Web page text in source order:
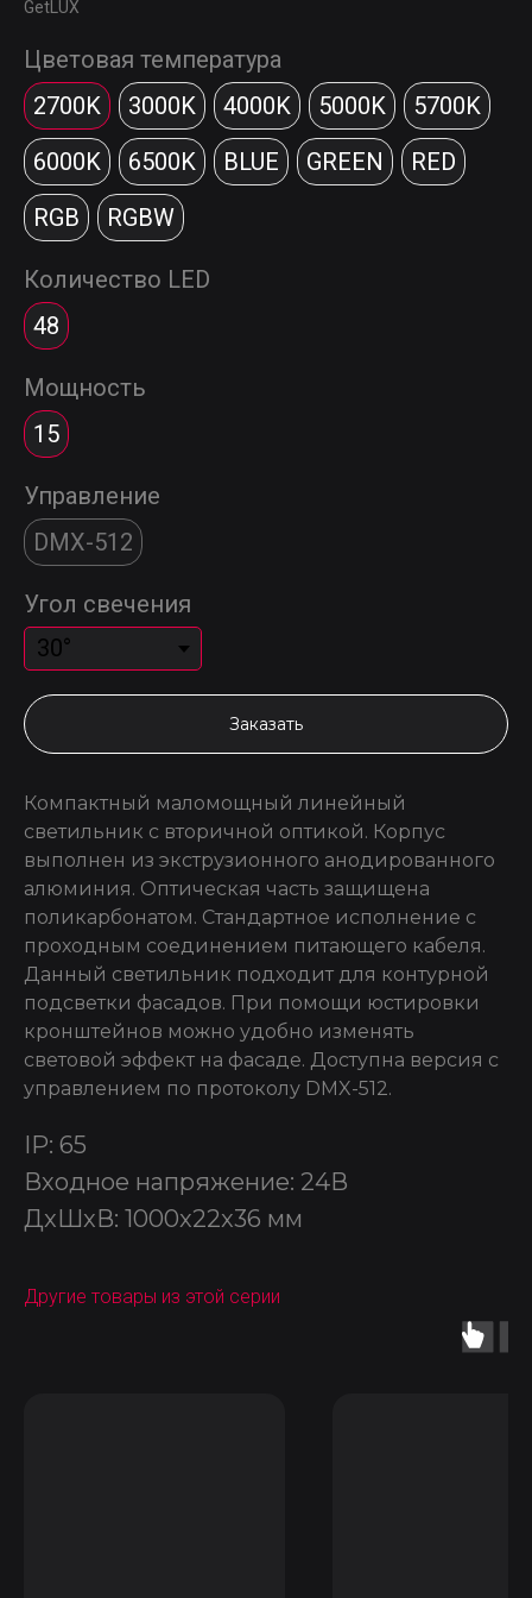
GetLUX
Цветовая температура
2700K
3000K 4000K 5000K
5700K
6000K
6500K BLUE GREEN
RED
RGB
RGBW
Количество LED
48
Мощность
15
Управление
DMX-512
Угол свечения
Заказать
Компактный маломощный линейный
светильник с вторичной оптикой. Корпус
выполнен из экструзионного анодированного
алюминия. Оптическая часть защищена
поликарбонатом. Стандартное исполнение с
проходным соединением питающего кабеля.
Данный светильник подходит для контурной
подсветки фасадов. При помощи юстировки
кронштейнов можно удобно изменять
световой эффект на фасаде. Доступна версия с
управлением по протоколу DMX-512.
IP: 65
Входное напряжение: 24В
ДxШxВ: 1000x22x36 мм
Другие товары из этой серии